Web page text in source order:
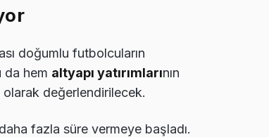
doğumlu futbolcuların
da hem altyapı yatırımlarının
olarak değerlendirilecek.
fazla süre vermeye başladı.